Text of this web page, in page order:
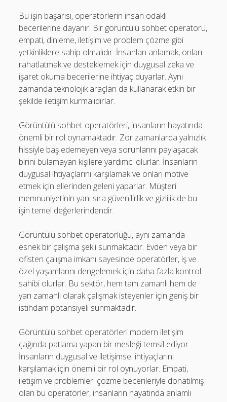
Bu işin başarısı, operatörlerin insan odaklı
becerilerine dayanır. Bir görüntülü sohbet operatörü,
empati, dinleme, iletişim ve problem çözme gibi
yetkinliklere sahip olmalıdır. İnsanları anlamak, onları
rahatlatmak ve desteklemek için duygusal zeka ve
işaret okuma becerilerine ihtiyaç duyarlar. Aynı
zamanda teknolojik araçları da kullanarak etkin bir
şekilde iletişim kurmalıdırlar.
Görüntülü sohbet operatörleri, insanların hayatında
önemli bir rol oynamaktadır. Zor zamanlarda yalnızlık
hissiyle baş edemeyen veya sorunlarını paylaşacak
birini bulamayan kişilere yardımcı olurlar. İnsanların
duygusal ihtiyaçlarını karşılamak ve onları motive
etmek için ellerinden geleni yaparlar. Müşteri
memnuniyetinin yanı sıra güvenilirlik ve gizlilik de bu
işin temel değerlerindendir.
Görüntülü sohbet operatörlüğü, aynı zamanda
esnek bir çalışma şekli sunmaktadır. Evden veya bir
ofisten çalışma imkanı sayesinde operatörler, iş ve
özel yaşamlarını dengelemek için daha fazla kontrol
sahibi olurlar. Bu sektör, hem tam zamanlı hem de
yarı zamanlı olarak çalışmak isteyenler için geniş bir
istihdam potansiyeli sunmaktadır.
Görüntülü sohbet operatörleri modern iletişim
çağında patlama yapan bir mesleği temsil ediyor.
İnsanların duygusal ve iletişimsel ihtiyaçlarını
karşılamak için önemli bir rol oynuyorlar. Empati,
iletişim ve problemleri çözme becerileriyle donatılmış
olan bu operatörler, insanların hayatında anlamlı